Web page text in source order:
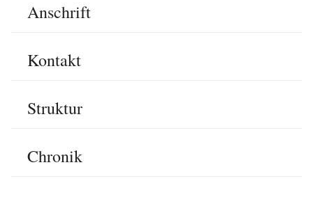
Anschrift
Kontakt
Struktur
Chronik